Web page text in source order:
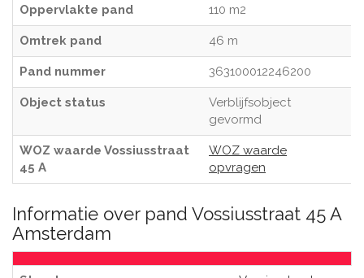
Oppervlakte pand 110 m2
Omtrek pand 46 m
Pand nummer 363100012246200
Object status
Verblijfsobject
gevormd
WOZ waarde Vossiusstraat
45 A
WOZ waarde
opvragen
Informatie over pand Vossiusstraat 45 A
Amsterdam